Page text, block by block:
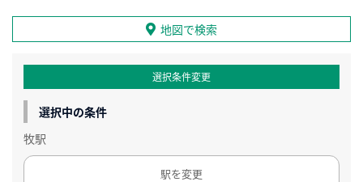
地図で検索
選択条件変更
選択中の条件
牧駅
駅を変更